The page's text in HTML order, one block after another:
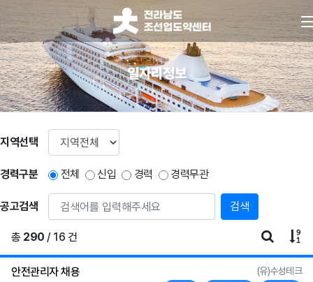
일자리정보
지역선택
경력구분 전체 신입 경력 경력무관
공고검색
총 290 / 16 건 게시판게
등록자
(유)수성테크
안전관리자 채용